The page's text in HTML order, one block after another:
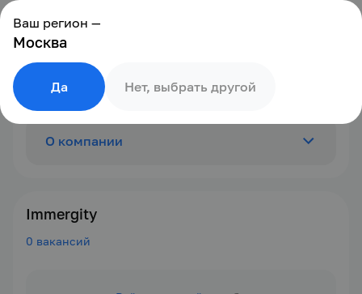
Immergity
0 вакансий
О компании
Ваш регион —
Москва
Нет, выбрать другой
Да